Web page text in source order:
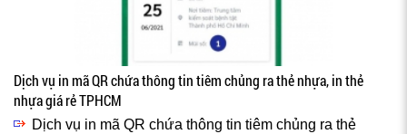
Dịch vụ in mã QR chứa thông tin tiêm chủng ra thẻ nhựa, in thẻ
nhựa giá rẻ TPHCM
Dịch vụ in mã QR chứa thông tin tiêm chủng ra thẻ